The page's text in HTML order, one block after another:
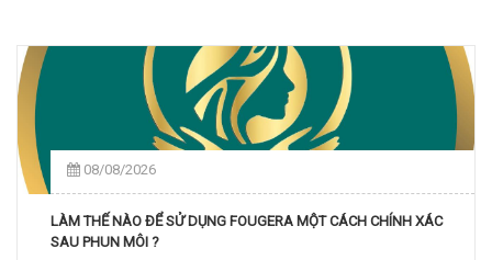
08/08/2026
LÀM THẾ NÀO ĐỂ SỬ DỤNG FOUGERA MỘT CÁCH CHÍNH XÁC
SAU PHUN MÔI ?